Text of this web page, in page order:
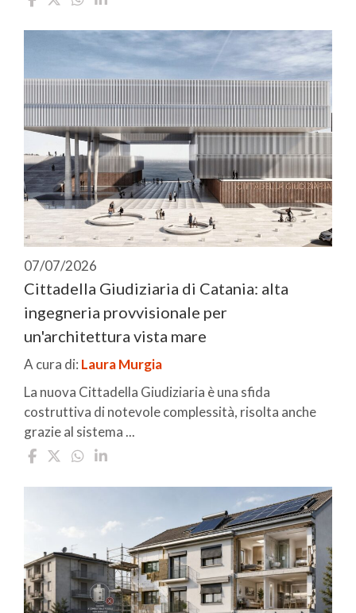
07/07/2026
Cittadella Giudiziaria di Catania: alta
ingegneria provvisionale per
un'architettura vista mare
A cura di: Laura Murgia
La nuova Cittadella Giudiziaria è una sfida
costruttiva di notevole complessità, risolta anche
grazie al sistema ...